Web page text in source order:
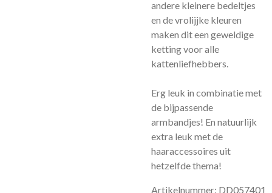
andere kleinere bedeltjes
en de vrolijjke kleuren
maken dit een geweldige
ketting voor alle
kattenliefhebbers.
Erg leuk in combinatie met
de bijpassende
armbandjes! En natuurlijk
extra leuk met de
haaraccessoires uit
hetzelfde thema!
Artikelnummer: DD057401